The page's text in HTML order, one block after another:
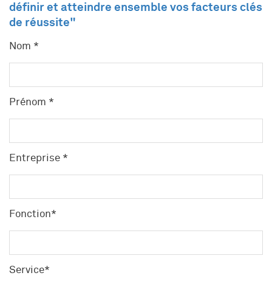
définir et atteindre ensemble vos facteurs clés
de réussite"
Nom *
Prénom *
Entreprise *
Fonction*
Service*